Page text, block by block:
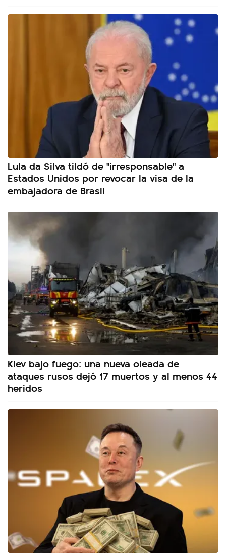
Lula da Silva tildó de "irresponsable" a
Estados Unidos por revocar la visa de la
embajadora de Brasil
Kiev bajo fuego: una nueva oleada de
ataques rusos dejó 17 muertos y al menos 44
heridos